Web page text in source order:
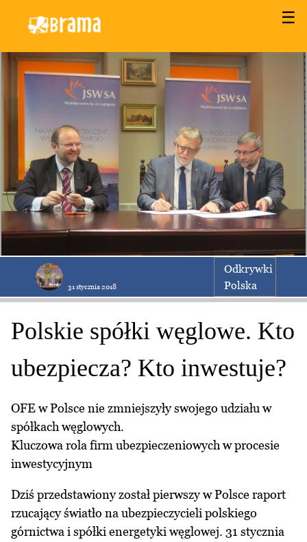
☰
31 stycznia 2018
Odkrywki
Polska
Polskie spółki węglowe. Kto
ubezpiecza? Kto inwestuje?
OFE w Polsce nie zmniejszyły swojego udziału w
spółkach węglowych.
Kluczowa rola firm ubezpieczeniowych w procesie
inwestycyjnym
Dziś przedstawiony został pierwszy w Polsce raport
rzucający światło na ubezpieczycieli polskiego
górnictwa i spółki energetyki węglowej. 31 stycznia